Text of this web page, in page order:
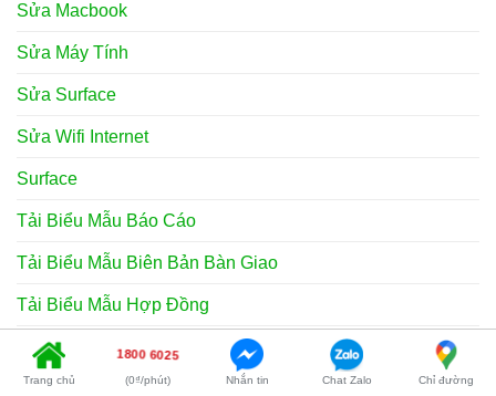
Sửa Macbook
Sửa Máy Tính
Sửa Surface
Sửa Wifi Internet
Surface
Tải Biểu Mẫu Báo Cáo
Tải Biểu Mẫu Biên Bản Bàn Giao
Tải Biểu Mẫu Hợp Đồng
Tải Biểu Mẫu Thông Báo
Tải Biểu Mẫu Tờ Khai
Trang chủ
1800 6025
(0₫/phút) Nhắn tin Chat Zalo Chỉ đường